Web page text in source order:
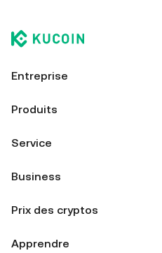
Entreprise
Produits
Service
Business
Prix des cryptos
Apprendre